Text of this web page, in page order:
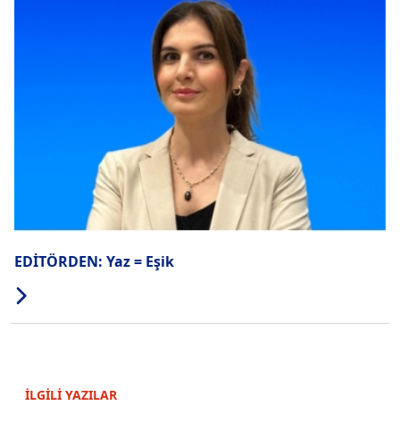
EDİTÖRDEN: Yaz = Eşik
İLGİLİ YAZILAR